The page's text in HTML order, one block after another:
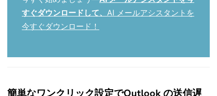
すぐダウンロードして、 AI メールアシスタントを
今すぐダウンロード！
簡単なワンクリック設定でOutlook の送信遅